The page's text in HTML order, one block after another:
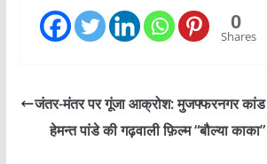
0
Shares
जंतर-मंतर पर गूंजा आक्रोश: मुजफ्फरनगर कांड
हेमन्त पांडे की गढ़वाली फ़िल्म “बौल्या काका”